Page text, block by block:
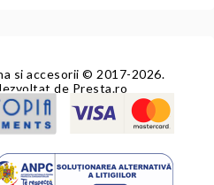
si accesorii © 2017-2026.
de Presta.ro